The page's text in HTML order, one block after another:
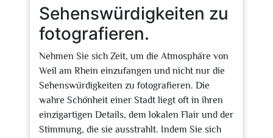
Sehenswürdigkeiten zu
fotografieren.
Nehmen Sie sich Zeit, um die Atmosphäre von
Weil am Rhein einzufangen und nicht nur die
Sehenswürdigkeiten zu fotografieren. Die
wahre Schönheit einer Stadt liegt oft in ihren
einzigartigen Details, dem lokalen Flair und der
Stimmung, die sie ausstrahlt. Indem Sie sich